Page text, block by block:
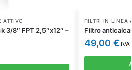
ATTIVO
3/8″ FPT 2,5″x12″ –
FILTRI IN LINEA
Filtro
49,00 €